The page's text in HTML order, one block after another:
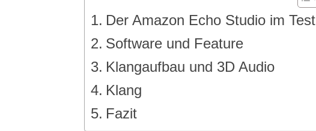
Der Amazon Echo Studio im Test
Software und Feature
Klangaufbau und 3D Audio
Klang
Fazit